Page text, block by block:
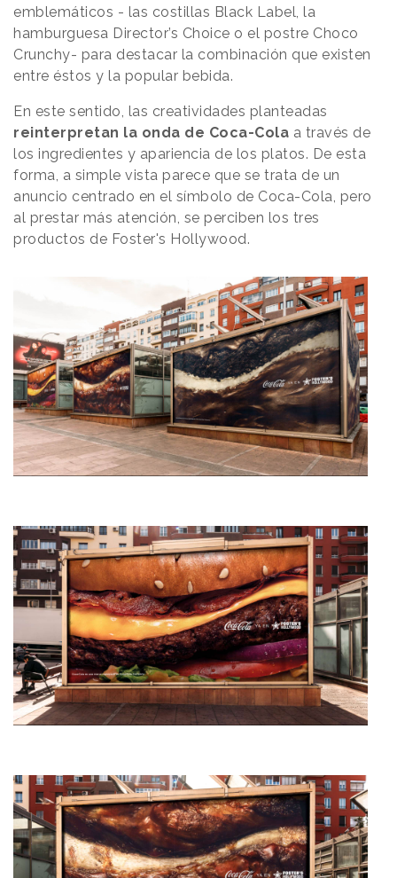
emblemáticos - las costillas Black Label, la
hamburguesa Director’s Choice o el postre Choco
Crunchy- para destacar la combinación que existen
entre éstos y la popular bebida.
En este sentido, las creatividades planteadas
reinterpretan la onda de Coca-Cola a través de
los ingredientes y apariencia de los platos. De esta
forma, a simple vista parece que se trata de un
anuncio centrado en el símbolo de Coca-Cola, pero
al prestar más atención, se perciben los tres
productos de Foster's Hollywood.